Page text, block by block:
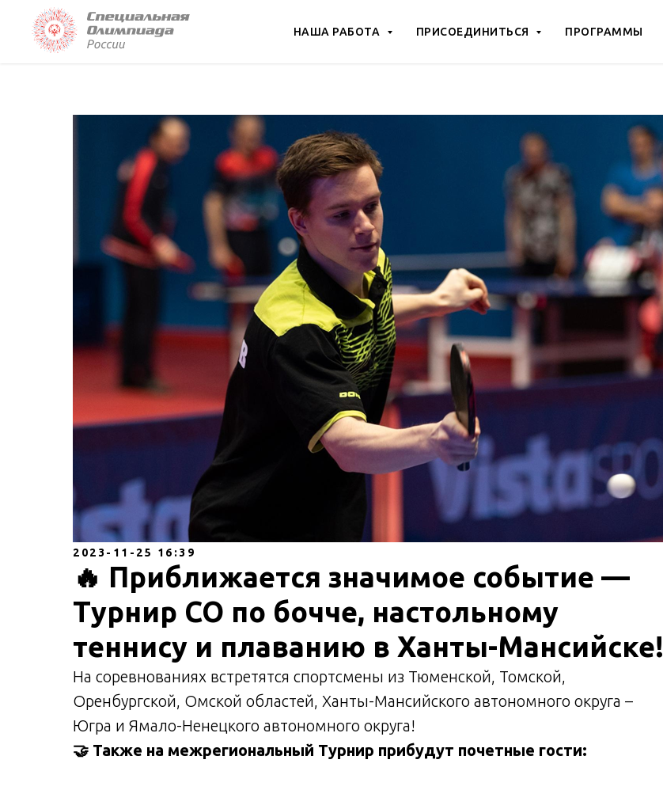
НАША РАБОТА ПРИСОЕДИНИТЬСЯ ПРОГРАММЫ
2023-11-25 16:39
🔥 Приближается значимое событие —
Турнир СО по бочче, настольному
теннису и плаванию в Ханты-Мансийске!
На соревнованиях встретятся спортсмены из Тюменской, Томской,
Оренбургской, Омской областей, Ханты-Мансийского автономного округа –
Югра и Ямало-Ненецкого автономного округа!
🤝 Также на межрегиональный Турнир прибудут почетные гости: